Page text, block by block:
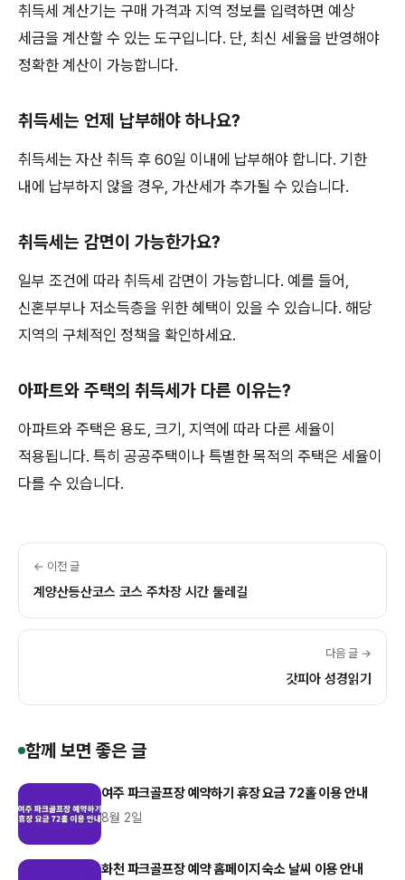
취득세 계산기는 구매 가격과 지역 정보를 입력하면 예상
세금을 계산할 수 있는 도구입니다. 단, 최신 세율을 반영해야
정확한 계산이 가능합니다.
취득세는 언제 납부해야 하나요?
취득세는 자산 취득 후 60일 이내에 납부해야 합니다. 기한
내에 납부하지 않을 경우, 가산세가 추가될 수 있습니다.
취득세는 감면이 가능한가요?
일부 조건에 따라 취득세 감면이 가능합니다. 예를 들어,
신혼부부나 저소득층을 위한 혜택이 있을 수 있습니다. 해당
지역의 구체적인 정책을 확인하세요.
아파트와 주택의 취득세가 다른 이유는?
아파트와 주택은 용도, 크기, 지역에 따라 다른 세율이
적용됩니다. 특히 공공주택이나 특별한 목적의 주택은 세율이
다를 수 있습니다.
← 이전 글
계양산등산코스 코스 주차장 시간 둘레길
다음 글 →
갓피아 성경읽기
함께 보면 좋은 글
여주 파크골프장 예약하기 휴장 요금 72홀 이용 안내
8월 2일
화천 파크골프장 예약 홈페이지 숙소 날씨 이용 안내